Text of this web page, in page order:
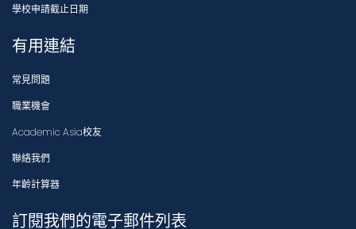
學校申請截止日期
有用連結
常見問題
職業機會
Academic Asia校友
聯絡我們
年齡計算器
訂閱我們的電子郵件列表